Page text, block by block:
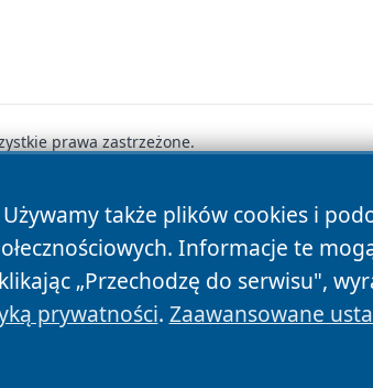
także plików cookies i
Informacje te
„Przechodzę do serwisu",
prywatności. Zaawansowane
prawa zastrzeżone.
Polityka Cookies